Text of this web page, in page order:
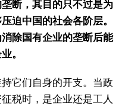
断，其目的只不过是为
迫中国的社会各阶层。
除国有企业的垄断后能
。
它们自身的开支。当政
税时，是企业还是工人